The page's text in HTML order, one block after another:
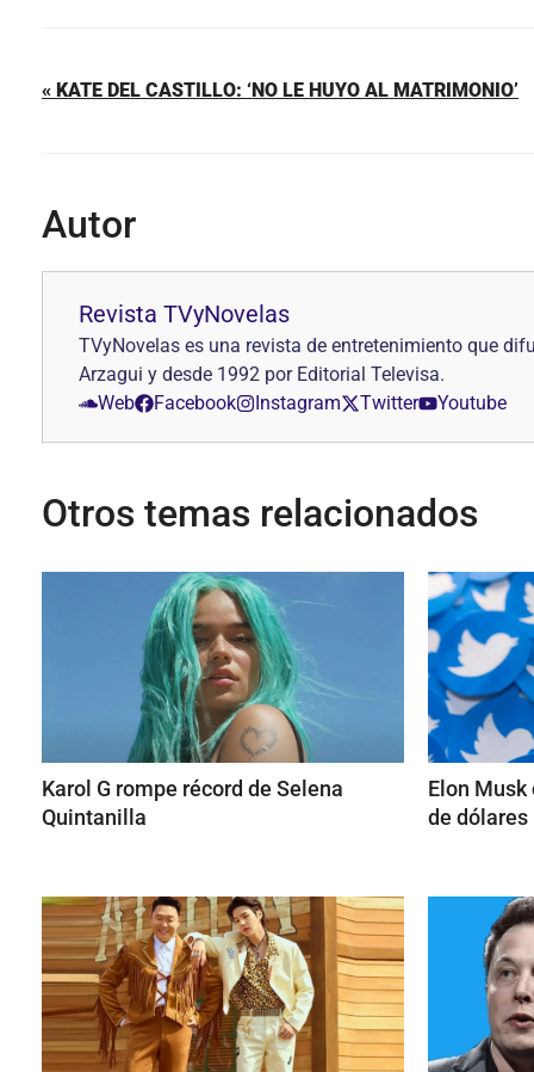
« KATE DEL CASTILLO: ‘NO LE HUYO AL MATRIMONIO’
Autor
Revista TVyNovelas
TVyNovelas es una revista de entretenimiento que
Arzagui y desde 1992 por Editorial Televisa.
Web
Facebook Instagram Twitter Youtube
Otros temas relacionados
Karol G rompe récord de Selena
Quintanilla
Elon
de